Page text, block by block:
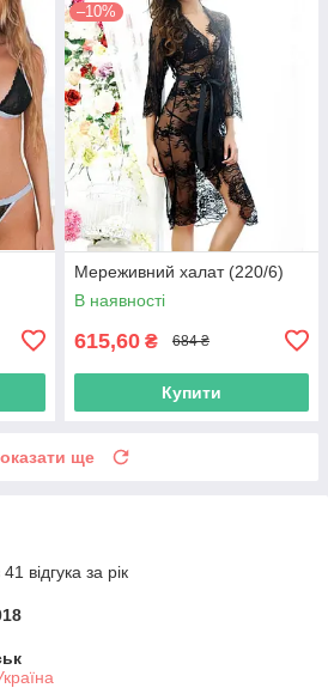
–10%
Мереживний халат (220/6)
В наявності
615,60 ₴ 684 ₴
Купити
ще
відгука за рік